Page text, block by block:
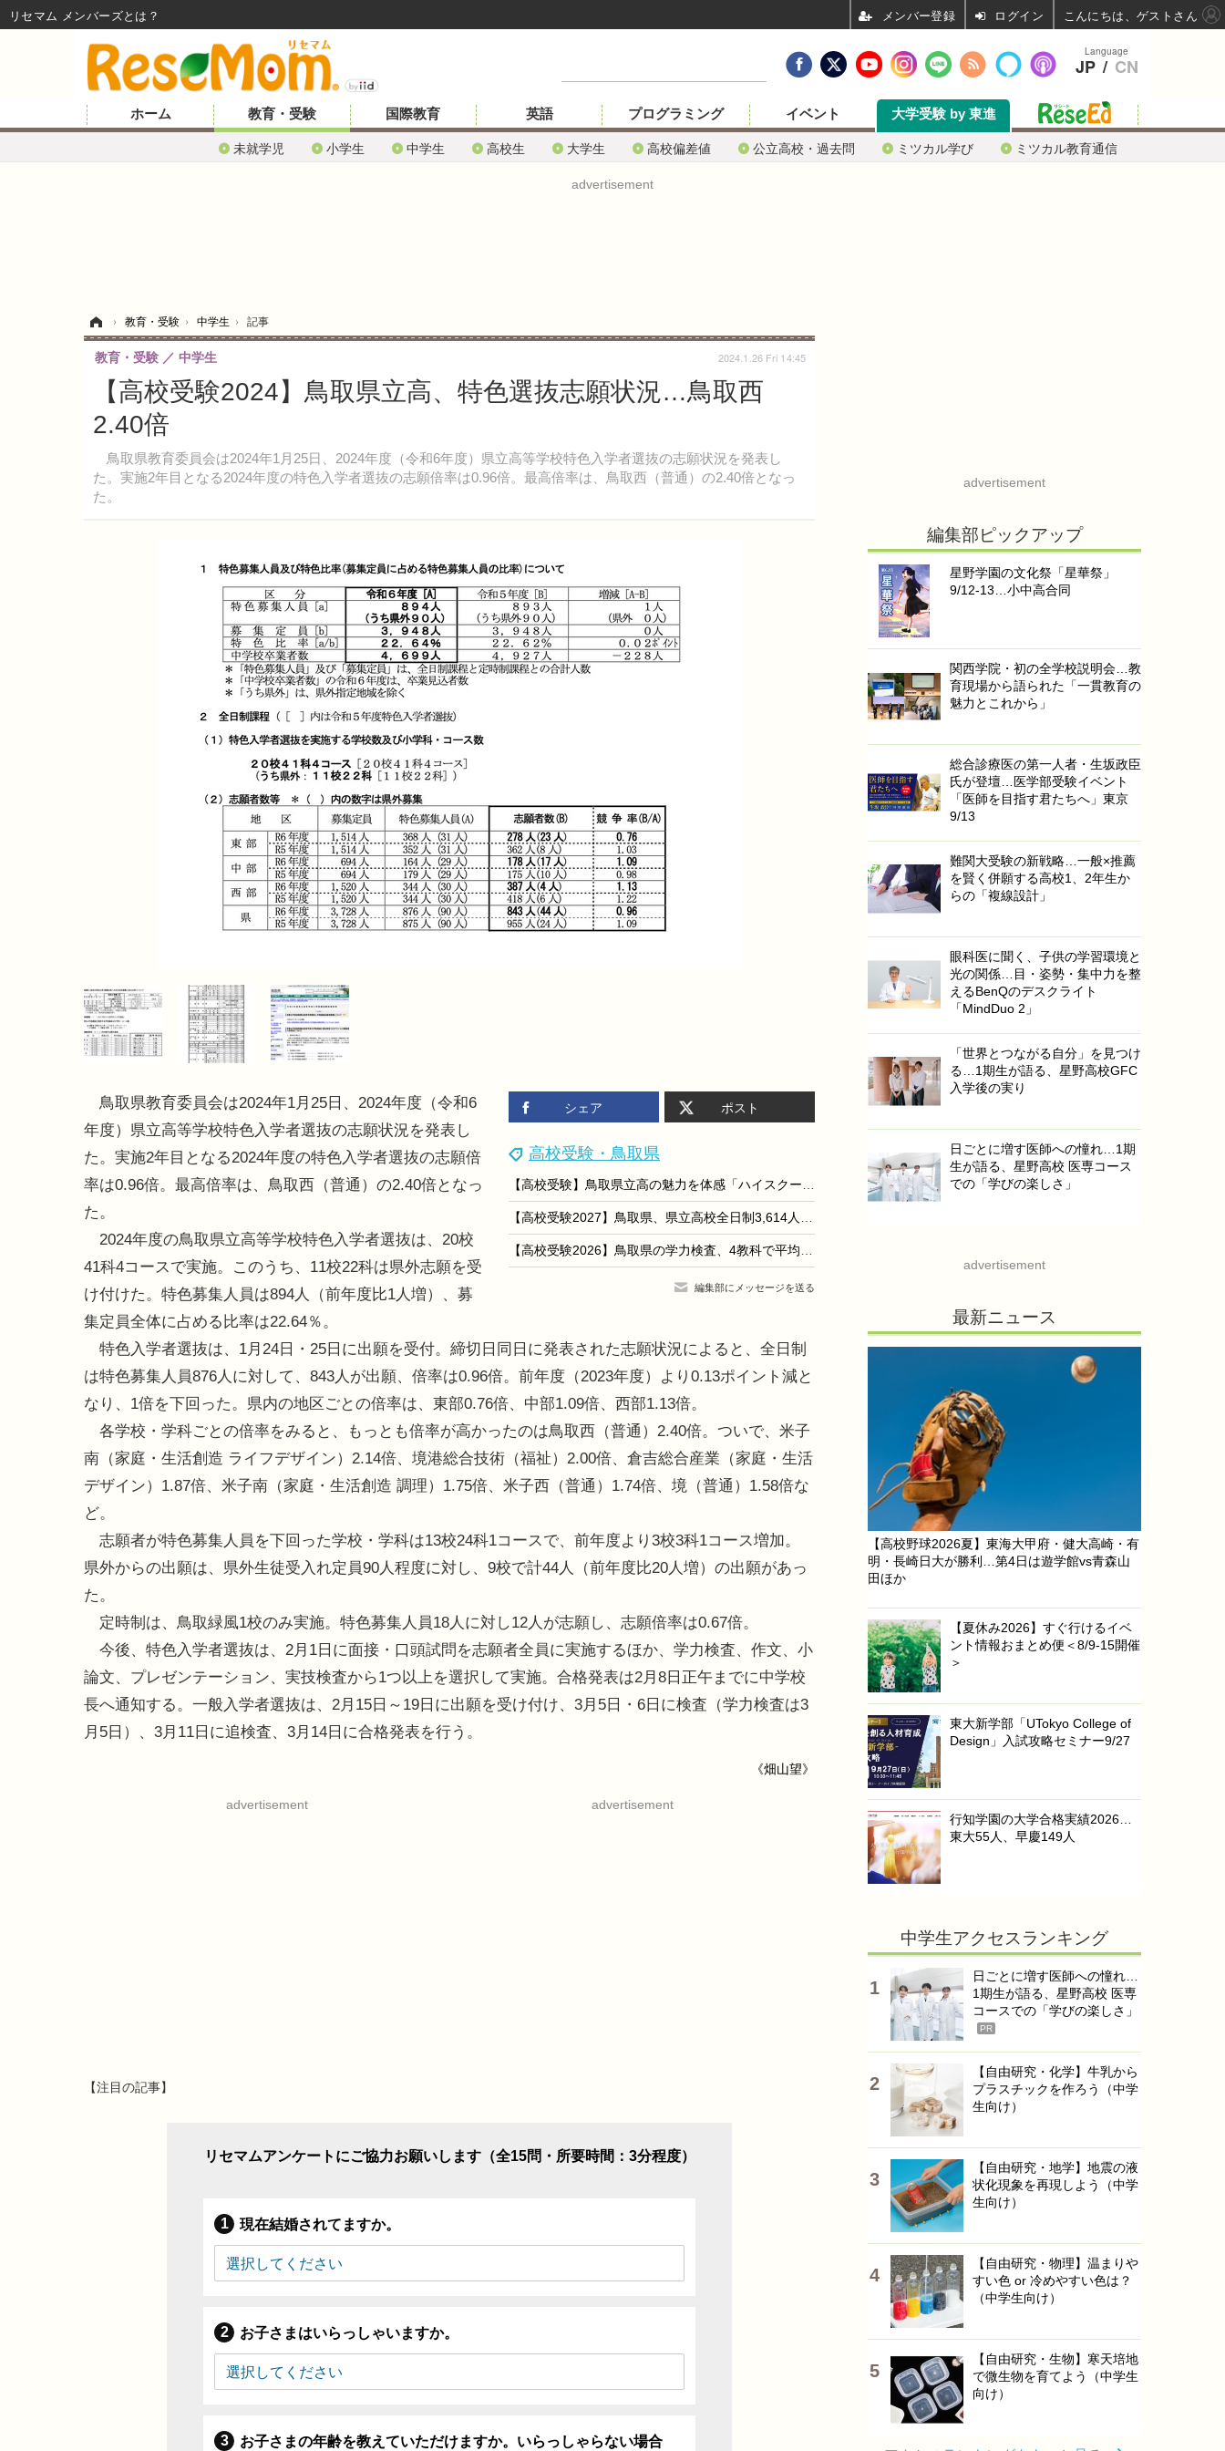
ホーム 教育・受験
未就学児 小学生 中学生 高校生 大学生 高校偏差値 公立高校・過去問 ミツカル学び ミツカル教育通信
国際教育 英語 プログラミング イベント 大学受験 by 東進
advertisement
› 教育・受験 › 中学生 › 記事
【高校受験2024】鳥取県立高、特色選抜志願状況…鳥取西
2.40倍
鳥取県教育委員会は2024年1月25日、2024年度（令和6年度）県立高等学校特色入学者選抜の志願状況を発表し
た。実施2年目となる2024年度の特色入学者選抜の志願倍率は0.96倍。最高倍率は、鳥取西（普通）の2.40倍となっ
た。
教育・受験 中学生 2024.1.26 Fri 14:45
シェア ポスト
高校受験・鳥取県
【高校受験】鳥取県立高の魅力を体感「ハイスクールアドベンチャー」8月開催
【高校受験2027】鳥取県、県立高校全日制3,614人募集…114人減
【高校受験2026】鳥取県の学力検査、4教科で平均点上昇
編集部にメッセージを送る
鳥取県教育委員会は2024年1月25日、2024年度（令和6
年度）県立高等学校特色入学者選抜の志願状況を発表し
た。実施2年目となる2024年度の特色入学者選抜の志願倍
率は0.96倍。最高倍率は、鳥取西（普通）の2.40倍となっ
た。
2024年度の鳥取県立高等学校特色入学者選抜は、20校
41科4コースで実施。このうち、11校22科は県外志願を受
け付けた。特色募集人員は894人（前年度比1人増）、募
集定員全体に占める比率は22.64％。
特色入学者選抜は、1月24日・25日に出願を受付。締切日同日に発表された志願状況によると、全日制
は特色募集人員876人に対して、843人が出願、倍率は0.96倍。前年度（2023年度）より0.13ポイント減と
なり、1倍を下回った。県内の地区ごとの倍率は、東部0.76倍、中部1.09倍、西部1.13倍。
各学校・学科ごとの倍率をみると、もっとも倍率が高かったのは鳥取西（普通）2.40倍。ついで、米子
南（家庭・生活創造 ライフデザイン）2.14倍、境港総合技術（福祉）2.00倍、倉吉総合産業（家庭・生活
デザイン）1.87倍、米子南（家庭・生活創造 調理）1.75倍、米子西（普通）1.74倍、境（普通）1.58倍な
ど。
志願者が特色募集人員を下回った学校・学科は13校24科1コースで、前年度より3校3科1コース増加。
県外からの出願は、県外生徒受入れ定員90人程度に対し、9校で計44人（前年度比20人増）の出願があっ
た。
定時制は、鳥取緑風1校のみ実施。特色募集人員18人に対し12人が志願し、志願倍率は0.67倍。
今後、特色入学者選抜は、2月1日に面接・口頭試問を志願者全員に実施するほか、学力検査、作文、小
論文、プレゼンテーション、実技検査から1つ以上を選択して実施。合格発表は2月8日正午までに中学校
長へ通知する。一般入学者選抜は、2月15日～19日に出願を受け付け、3月5日・6日に検査（学力検査は3
月5日）、3月11日に追検査、3月14日に合格発表を行う。
《畑山望》
advertisement advertisement
【注目の記事】
リセマムアンケートにご協力お願いします（全15問・所要時間：3分程度）
現在結婚されてますか。
お子さまはいらっしゃいますか。
お子さまの年齢を教えていただけますか。いらっしゃらない場合
advertisement
編集部ピックアップ
星野学園の文化祭「星華祭」
9/12-13…小中高合同
関西学院・初の全学校説明会…教
育現場から語られた「一貫教育の
魅力とこれから」
総合診療医の第一人者・生坂政臣
氏が登壇…医学部受験イベント
「医師を目指す君たちへ」東京
9/13
難関大受験の新戦略…一般×推薦
を賢く併願する高校1、2年生か
らの「複線設計」
眼科医に聞く、子供の学習環境と
光の関係…目・姿勢・集中力を整
えるBenQのデスクライト
「MindDuo 2」
「世界とつながる自分」を見つけ
る…1期生が語る、星野高校GFC
入学後の実り
日ごとに増す医師への憧れ…1期
生が語る、星野高校 医専コース
での「学びの楽しさ」
advertisement
最新ニュース
【高校野球2026夏】東海大甲府・健大高崎・有
明・長崎日大が勝利…第4日は遊学館vs青森山
田ほか
【夏休み2026】すぐ行けるイベ
ント情報おまとめ便＜8/9-15開催
＞
東大新学部「UTokyo College of
Design」入試攻略セミナー9/27
行知学園の大学合格実績2026…
東大55人、早慶149人
中学生アクセスランキング
日ごとに増す医師への憧れ…
1期生が語る、星野高校 医専
コースでの「学びの楽しさ」
PR
【自由研究・化学】牛乳から
プラスチックを作ろう（中学
生向け）
【自由研究・地学】地震の液
状化現象を再現しよう（中学
生向け）
【自由研究・物理】温まりや
すい色 or 冷めやすい色は？
（中学生向け）
【自由研究・生物】寒天培地
で微生物を育てよう（中学生
向け）
Language
JP / CN
リセマム メンバーズ ログイン こんにちは、ゲストさん